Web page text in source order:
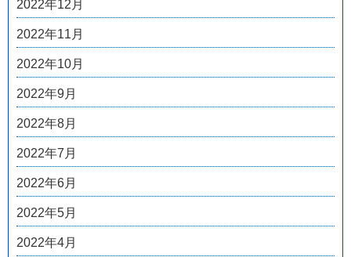
2022年12月
2022年11月
2022年10月
2022年9月
2022年8月
2022年7月
2022年6月
2022年5月
2022年4月